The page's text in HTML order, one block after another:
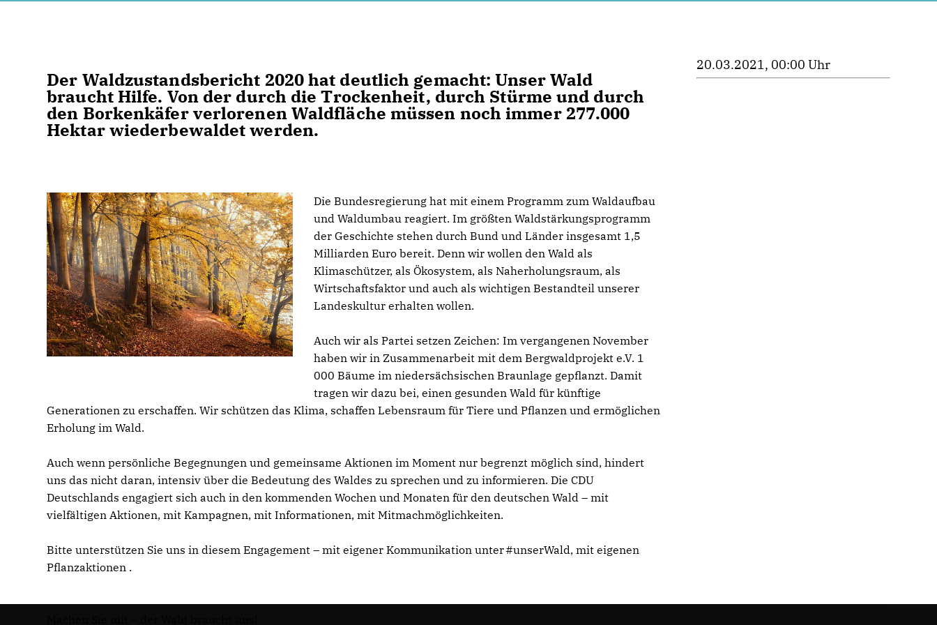
Der Waldzustandsbericht 2020 hat deutlich gemacht: Unser Wald
braucht Hilfe. Von der durch die Trockenheit, durch Stürme und durch
den Borkenkäfer verlorenen Waldfläche müssen noch immer 277.000
Hektar wiederbewaldet werden.
Die Bundesregierung hat mit einem Programm zum Waldaufbau
und Waldumbau reagiert. Im größten Waldstärkungsprogramm
der Geschichte stehen durch Bund und Länder insgesamt 1,5
Milliarden Euro bereit. Denn wir wollen den Wald als
Klimaschützer, als Ökosystem, als Naherholungsraum, als
Wirtschaftsfaktor und auch als wichtigen Bestandteil unserer
Landeskultur erhalten wollen.
Auch wir als Partei setzen Zeichen: Im vergangenen November
haben wir in Zusammenarbeit mit dem Bergwaldprojekt e.V. 1
000 Bäume im niedersächsischen Braunlage gepflanzt. Damit
tragen wir dazu bei, einen gesunden Wald für künftige
Generationen zu erschaffen. Wir schützen das Klima, schaffen Lebensraum für Tiere und Pflanzen und ermöglichen
Erholung im Wald.
Auch wenn persönliche Begegnungen und gemeinsame Aktionen im Moment nur begrenzt möglich sind, hindert
uns das nicht daran, intensiv über die Bedeutung des Waldes zu sprechen und zu informieren. Die CDU
Deutschlands engagiert sich auch in den kommenden Wochen und Monaten für den deutschen Wald – mit
vielfältigen Aktionen, mit Kampagnen, mit Informationen, mit Mitmachmöglichkeiten.
Bitte unterstützen Sie uns in diesem Engagement – mit eigener Kommunikation unter #unserWald, mit eigenen
Pflanzaktionen .
20.03.2021, 00:00 Uhr